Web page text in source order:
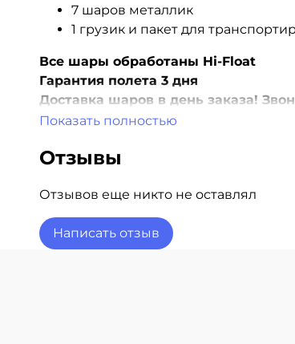
7 шаров металлик
1 грузик и пакет для
Все шары обработаны Hi-Float
Гарантия полета 3 дня
Доставка шаров в день заказа!
Показать полностью
Отзывы
Отзывов еще никто не оставлял
Написать отзыв